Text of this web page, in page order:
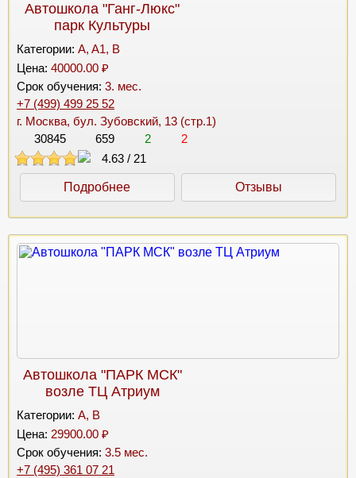
Автошкола "Ганг-Люкс"
парк Культуры
Категории: A, A1, B
Цена: 40000.00 ₽
Срок обучения: 3. мес.
+7 (499) 499 25 52
г. Москва, бул. Зубовский, 13 (стр.1)
30845
659 2
2
4.63 / 21
Подробнее Отзывы
Автошкола "ПАРК МСК"
возле ТЦ Атриум
Категории: A, B
Цена: 29900.00 ₽
Срок обучения: 3.5 мес.
+7 (495) 361 07 21